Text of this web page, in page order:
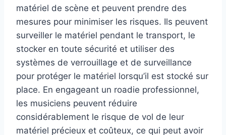
matériel de scène et peuvent prendre des
mesures pour minimiser les risques. Ils peuvent
surveiller le matériel pendant le transport, le
stocker en toute sécurité et utiliser des
systèmes de verrouillage et de surveillance
pour protéger le matériel lorsqu’il est stocké sur
place. En engageant un roadie professionnel,
les musiciens peuvent réduire
considérablement le risque de vol de leur
matériel précieux et coûteux, ce qui peut avoir